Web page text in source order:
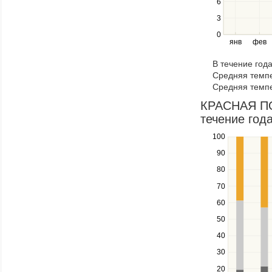
янв фев
0
3
6
and
right
keys
navigate
through
items
in
a
series.
В течение
Средняя
Средняя
КРАСНАЯ
течение
20
30
40
50
60
70
80
90
100
Use
the
and
down
to
navigate
series.
Use
the